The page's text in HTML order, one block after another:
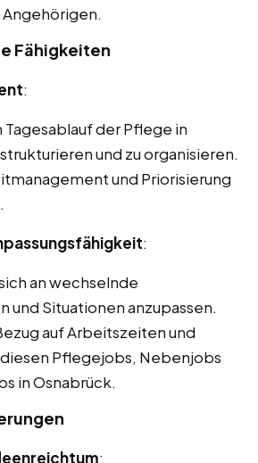
Fähigkeiten
:
der Pflege in
und zu organisieren.
und Priorisierung
:
an wechselnde
und Situationen anzupassen.
auf Arbeitszeiten und
Pflegejobs, Nebenjobs
in Osnabrück.
: